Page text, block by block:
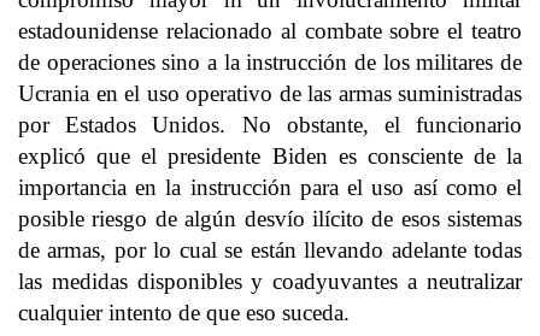
estadounidense relacionado al combate sobre el teatro
de operaciones sino a la instrucción de los militares de
Ucrania en el uso operativo de las armas suministradas
por Estados Unidos. No obstante, el funcionario
explicó que el presidente Biden es consciente de la
importancia en la instrucción para el uso así como el
posible riesgo de algún desvío ilícito de esos sistemas
de armas, por lo cual se están llevando adelante todas
las medidas disponibles y coadyuvantes a neutralizar
cualquier intento de que eso suceda.